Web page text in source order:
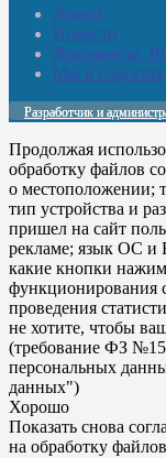
Домой
Новости
Документы.
Мы в соцсетях
Разработчик и
Продолжая
обработку файлов
о местоположении;
тип устройства и
пришел на сайт
рекламе; язык ОС и
какие кнопки
функционирования
проведения
не хотите, чтобы
(требование ФЗ
персональных
данных")
Хорошо
Показать снова
на обработку